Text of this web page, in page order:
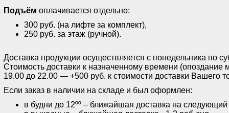
Подъём оплачивается отдельно:
300 руб. (на лифте за комплект),
250 руб. за этаж (ручной).
Доставка продукции осуществляется с понедельника по
Стоимость доставки к назначенному времени (опоздание
19.00 до 22.00 — +500 руб. к стоимости доставки Вашего
Если заказ в наличии на складе и был оформлен:
в будни до 12ºº – ближайшая доставка на следующий